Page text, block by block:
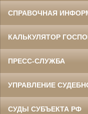
СПРАВОЧНАЯ
КАЛЬКУЛЯТОР
ПРЕСС-СЛУЖБА
УПРАВЛЕНИЕ
СУДЫ СУБЪЕКТА РФ